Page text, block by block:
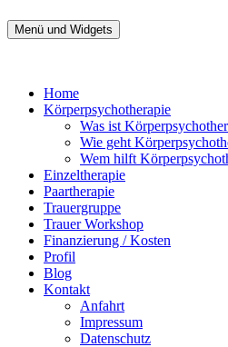
Inhalt
Therapie Mros Körperpsychotherapie
Psychotherapie Hamburg St. Georg
Menü und Widgets
Home
Körperpsychotherapie
Was ist
Wie geht
Wem hilft
Einzeltherapie
Paartherapie
Trauergruppe
Trauer Workshop
Finanzierung / Kosten
Profil
Blog
Kontakt
Anfahrt
Impressum
Datenschutz